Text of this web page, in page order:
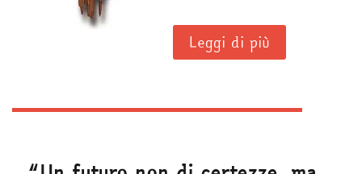
Leggi di più